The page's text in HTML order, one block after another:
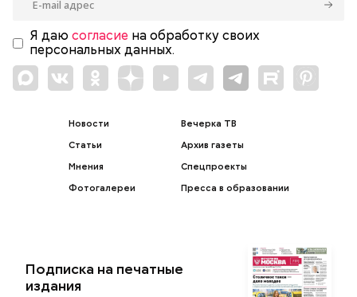
Я даю согласие на обработку своих
персональных данных.
Новости
Статьи
Мнения
Фотогалереи
Вечерка ТВ
Архив газеты
Спецпроекты
Пресса в образовании
Подписка на печатные
издания